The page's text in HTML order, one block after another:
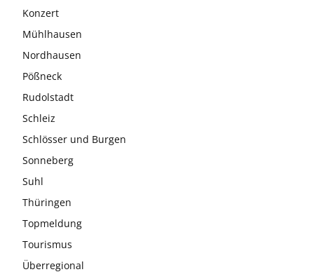
Konzert
Mühlhausen
Nordhausen
Pößneck
Rudolstadt
Schleiz
Schlösser und Burgen
Sonneberg
Suhl
Thüringen
Topmeldung
Tourismus
Überregional